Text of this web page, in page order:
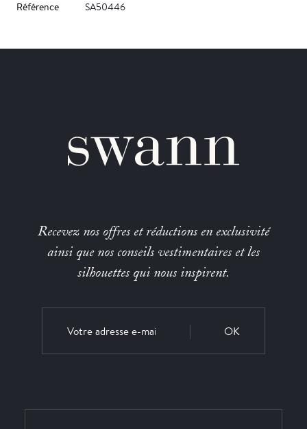
Référence
SA50446
Recevez nos offres et réductions en exclusivité
ainsi que nos conseils vestimentaires et les
silhouettes qui nous inspirent.
OK